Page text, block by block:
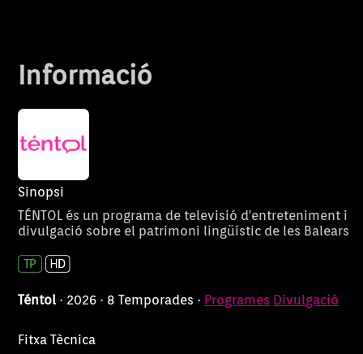
Informació
Sinopsi
TÉNTOL és un programa de televisió d'entreteniment i
divulgació sobre el patrimoni lingüístic de les Balears
Téntol · 2026 · 8 Temporades · Programes Divulgació
Fitxa Tècnica